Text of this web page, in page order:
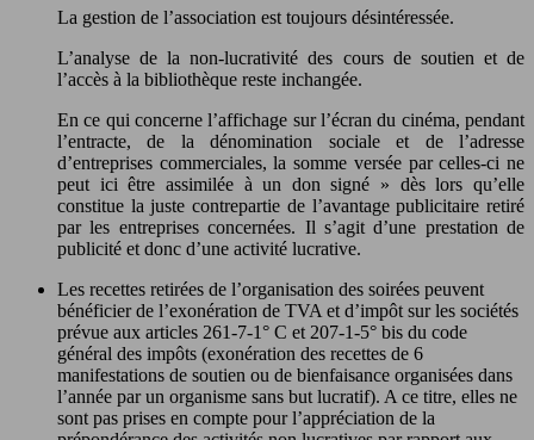
La gestion de l’association est toujours désintéressée.
L’analyse de la non-lucrativité des cours de soutien et de
l’accès à la bibliothèque reste inchangée.
En ce qui concerne l’affichage sur l’écran du cinéma, pendant
l’entracte, de la dénomination sociale et de l’adresse
d’entreprises commerciales, la somme versée par celles-ci ne
peut ici être assimilée à un don signé » dès lors qu’elle
constitue la juste contrepartie de l’avantage publicitaire retiré
par les entreprises concernées. Il s’agit d’une prestation de
publicité et donc d’une activité lucrative.
Les recettes retirées de l’organisation des soirées peuvent
bénéficier de l’exonération de TVA et d’impôt sur les sociétés
prévue aux articles 261-7-1° C et 207-1-5° bis du code
général des impôts (exonération des recettes de 6
manifestations de soutien ou de bienfaisance organisées dans
l’année par un organisme sans but lucratif). A ce titre, elles ne
sont pas prises en compte pour l’appréciation de la